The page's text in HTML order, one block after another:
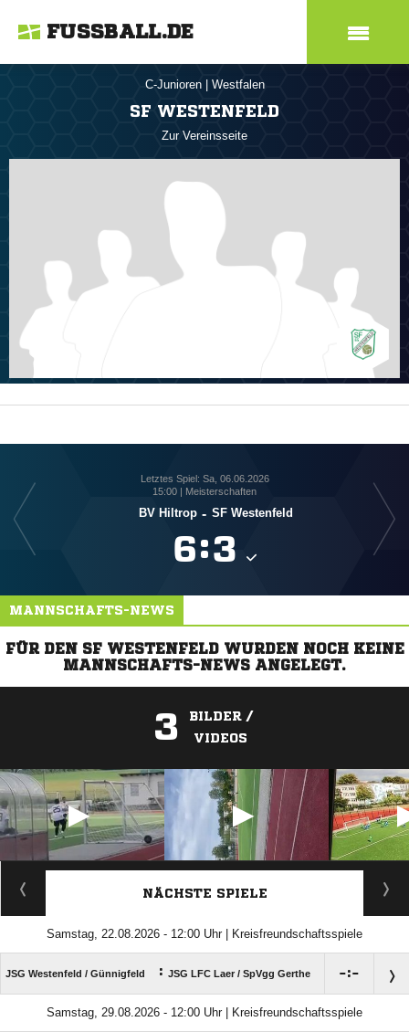
FUSSBALL.DE
C-Junioren Westfalen
SF WESTENFELD
Zur Vereinsseite
Letztes Spiel: Sa, 06.06.2026
15:00 | Meisterschaften
BV Hiltrop - SF Westenfeld
:
MANNSCHAFTS-NEWS
FÜR DEN SF WESTENFELD WURDEN NOCH KEINE
MANNSCHAFTS-NEWS ANGELEGT.
3
BILDER /
VIDEOS
ANZEIGE
NÄCHSTE SPIELE
Samstag, 22.08.2026 - 12:00 Uhr | Kreisfreundschaftsspiele
JSG Westenfeld /​ Günnigfeld : JSG LFC Laer /​ SpVgg Gerthe :
Samstag, 29.08.2026 - 12:00 Uhr | Kreisfreundschaftsspiele